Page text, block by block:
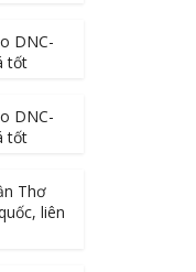
DNC-
tốt
DNC-
tốt
Thơ
liên